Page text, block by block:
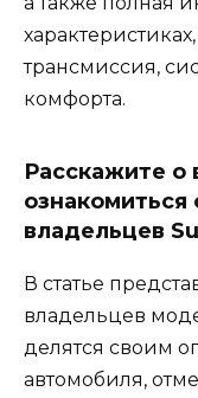
трансмиссия,
комфорта.
Расскажите о
владельцев
В статье
владельцев
делятся своим
автомобиля,